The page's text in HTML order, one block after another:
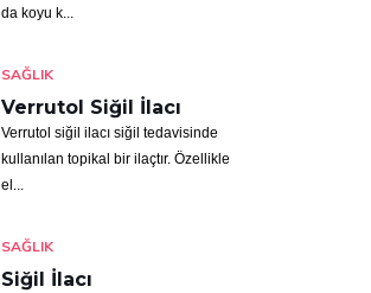
da koyu k...
SAĞLIK
Verrutol Siğil İlacı
Verrutol siğil ilacı siğil tedavisinde
kullanılan topikal bir ilaçtır. Özellikle
el...
SAĞLIK
Siğil İlacı